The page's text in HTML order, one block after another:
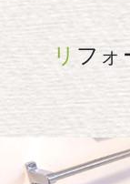
リ フォ